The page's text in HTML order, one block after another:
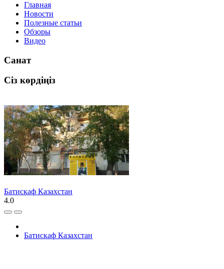
Главная
Новости
Полезные статьи
Обзоры
Видео
Санат
Сіз көрдіңіз
Батискаф Казахстан
4.0
Батискаф Казахстан